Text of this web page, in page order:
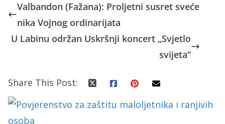
Valbandon (Fažana): Proljetni susret sveće
nika Vojnog ordinarijata
U Labinu održan Uskršnji koncert „Svjetlo
svijeta“
Share This Post: